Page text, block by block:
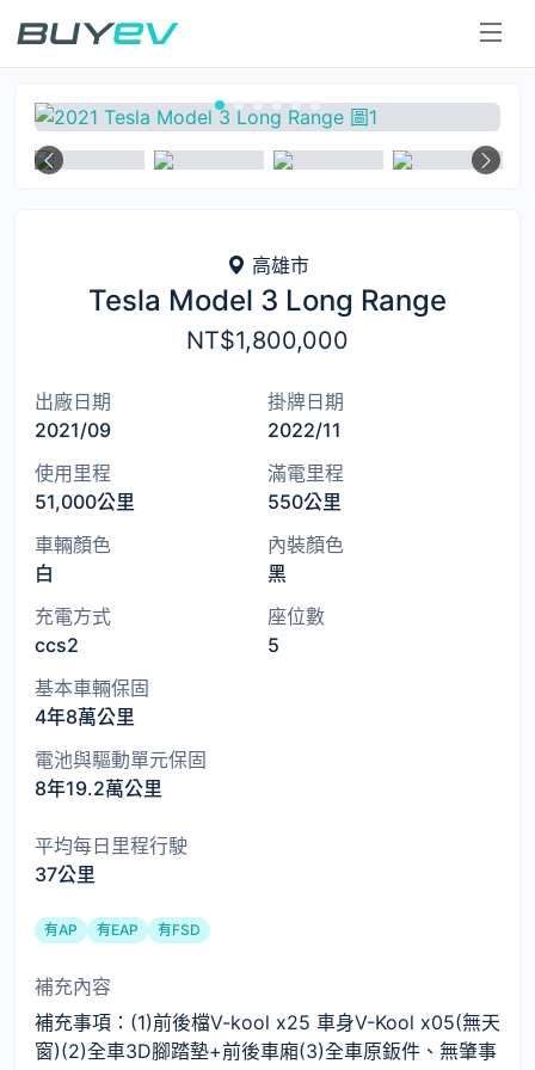
二手電動車
高雄市
Tesla Model 3 Long Range
NT$1,800,000
出廠日期
2021/09
掛牌日期
2022/11
使用里程
51,000公里
滿電里程
550公里
車輛顏色
白
內裝顏色
黑
充電方式
ccs2
座位數
5
基本車輛保固
4年8萬公里
電池與驅動單元保固
8年19.2萬公里
平均每日里程行駛
37公里
有AP 有EAP 有FSD
補充內容
補充事項：(1)前後檔V-kool x25 車身V-Kool x05(無天
窗)(2)全車3D腳踏墊+前後車廂(3)全車原鈑件、無肇事